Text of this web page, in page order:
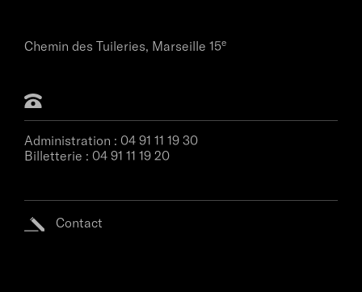
Chemin des Tuileries, Marseille 15e
Administration : 04 91 11 19 30
Billetterie : 04 91 11 19 20
Contact